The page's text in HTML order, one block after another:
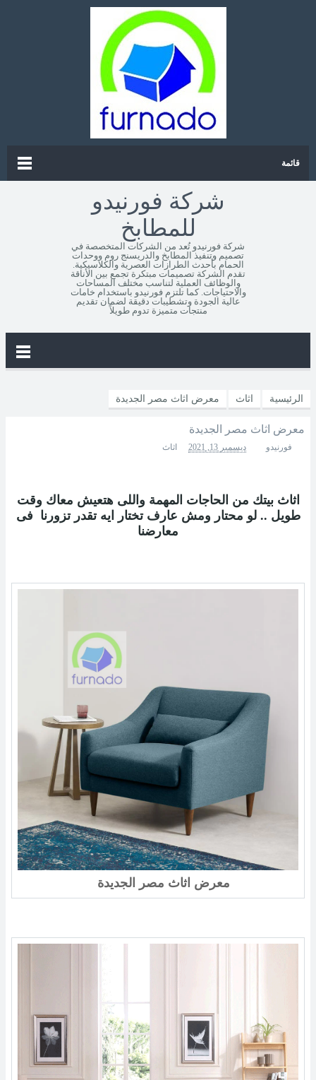
قائمة
شركة فورنيدو
للمطابخ
شركة فورنيدو تُعد من الشركات المتخصصة في
تصميم وتنفيذ المطابخ والدريسنج روم ووحدات
الحمام بأحدث الطرازات العصرية والكلاسيكية.
تقدم الشركة تصميمات مبتكرة تجمع بين الأناقة
والوظائف العملية لتناسب مختلف المساحات
والاحتياجات. كما تلتزم فورنيدو باستخدام خامات
عالية الجودة وتشطيبات دقيقة لضمان تقديم
منتجات متميزة تدوم طويلاً
الرئيسية اثاث معرض اثاث مصر الجديدة
معرض اثاث مصر الجديدة
فورنيدو ديسمبر 13, 2021 اثاث
اثاث بيتك من الحاجات المهمة واللى هتعيش معاك وقت
طويل .. لو محتار ومش عارف تختار ايه تقدر تزورنا فى
معارضنا